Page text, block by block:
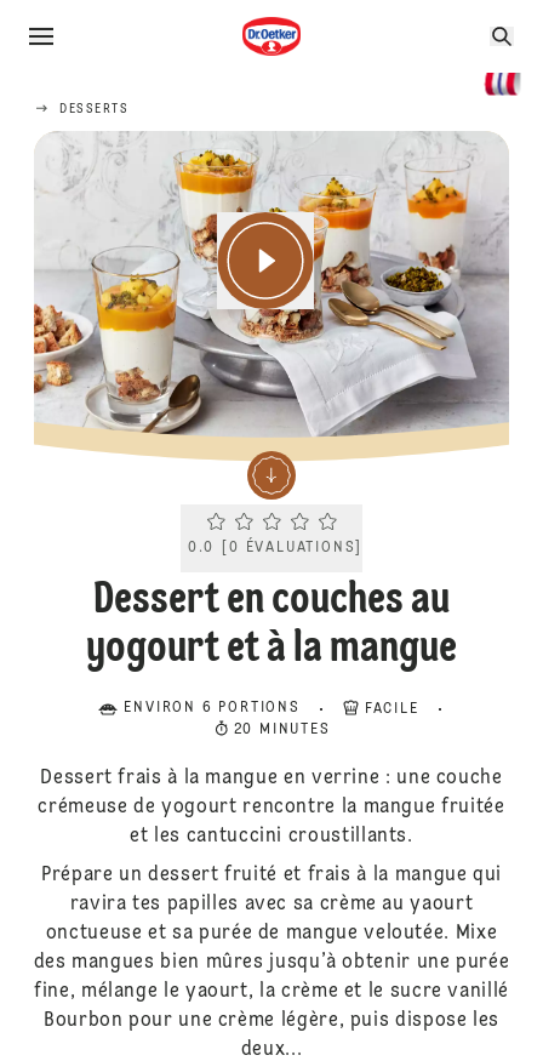
DESSERTS
Current rating 0.0. Click to rate.
0.0 0 ÉVALUATIONS
Dessert en couches au
yogourt et à la mangue
ENVIRON 6 PORTIONS
FACILE
20 MINUTES
Dessert frais à la mangue en verrine : une couche
crémeuse de yogourt rencontre la mangue fruitée
et les cantuccini croustillants.
Prépare un dessert fruité et frais à la mangue qui
ravira tes papilles avec sa crème au yaourt
onctueuse et sa purée de mangue veloutée. Mixe
des mangues bien mûres jusqu’à obtenir une purée
fine, mélange le yaourt, la crème et le sucre vanillé
Bourbon pour une crème légère, puis dispose les
deux...